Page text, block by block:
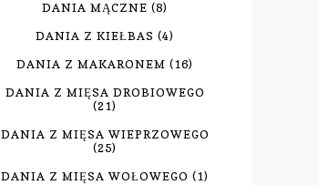
DANIA MĄCZNE (8)
DANIA Z KIEŁBAS (4)
DANIA Z MAKARONEM (16)
DANIA Z MIĘSA DROBIOWEGO
(21)
DANIA Z MIĘSA WIEPRZOWEGO
(25)
DANIA Z MIĘSA WOŁOWEGO (1)